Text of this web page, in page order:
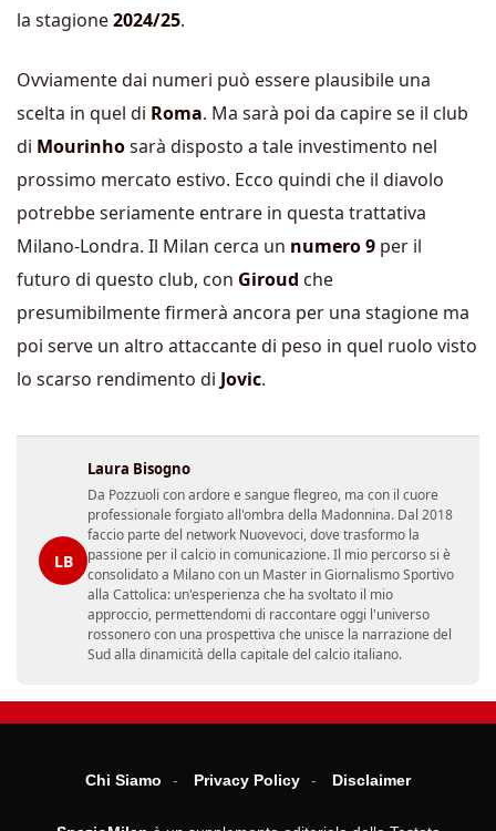
la stagione2024/25.
Ovviamente dai numeri può essere plausibile una
scelta in quel di Roma. Ma sarà poi da capire se il club
di Mourinhosarà disposto a tale investimento nel
prossimo mercato estivo. Ecco quindi che il diavolo
potrebbe seriamente entrare in questa trattativa
Milano-Londra. Il Milan cerca un numero 9 per il
futuro di questo club, con Giroud che
presumibilmente firmerà ancora per una stagione ma
poi serve un altro attaccante di peso in quel ruolo visto
lo scarso rendimento di Jovic.
LB
Laura Bisogno
Da Pozzuoli con ardore e sangue flegreo, ma con il cuore
professionale forgiato all'ombra della Madonnina. Dal 2018
faccio parte del network Nuovevoci, dove trasformo la
passione per il calcio in comunicazione. Il mio percorso si è
consolidato a Milano con un Master in Giornalismo Sportivo
alla Cattolica: un'esperienza che ha svoltato il mio
approccio, permettendomi di raccontare oggi l'universo
rossonero con una prospettiva che unisce la narrazione del
Sud alla dinamicità della capitale del calcio italiano.
Chi Siamo Privacy Policy Disclaimer